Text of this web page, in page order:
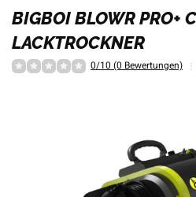
BIGBOI BLOWR PRO+
LACKTROCKNER
0/10 (0 Bewertungen)